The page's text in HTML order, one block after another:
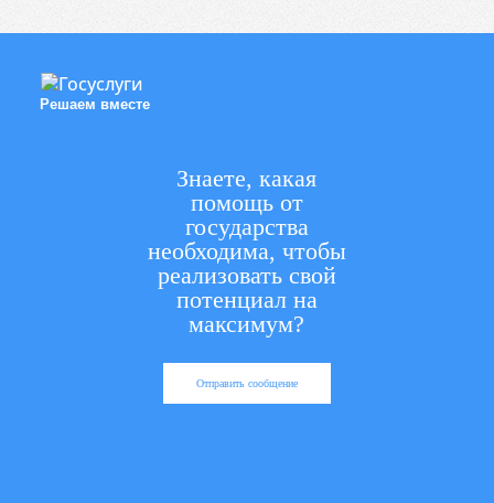
Решаем вместе
Знаете, какая
помощь от
государства
необходима, чтобы
реализовать свой
потенциал на
максимум?
Отправить сообщение